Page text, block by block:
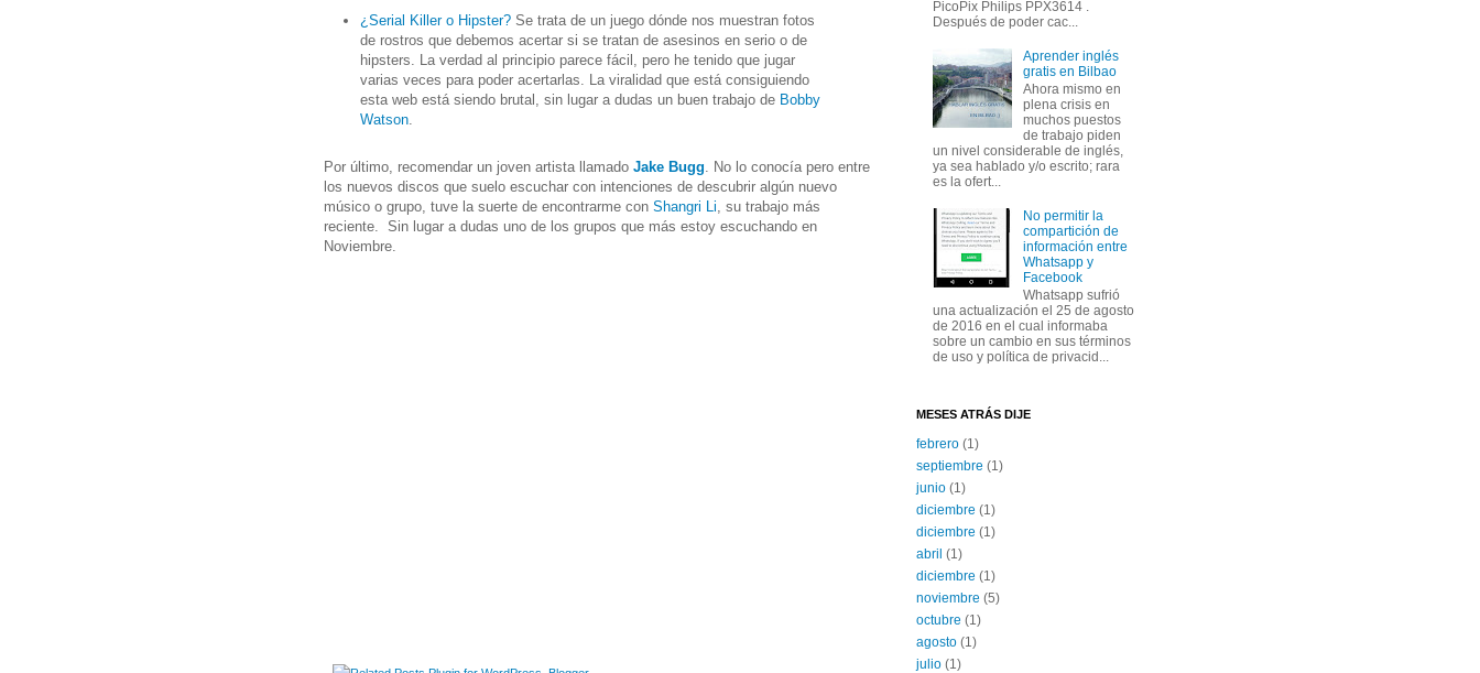
¿Serial Killer o Hipster? Se trata de un juego dónde nos muestran fotos
de rostros que debemos acertar si se tratan de asesinos en serio o de
hipsters. La verdad al principio parece fácil, pero he tenido que jugar
varias veces para poder acertarlas. La viralidad que está consiguiendo
esta web está siendo brutal, sin lugar a dudas un buen trabajo de Bobby
Watson.
Por último, recomendar un joven artista llamado Jake Bugg. No lo conocía pero entre
los nuevos discos que suelo escuchar con intenciones de descubrir algún nuevo
músico o grupo, tuve la suerte de encontrarme con Shangri Li, su trabajo más
reciente. Sin lugar a dudas uno de los grupos que más estoy escuchando en
Noviembre.
PicoPix Philips PPX3614 .
Después de poder cac...
Aprender inglés
gratis en Bilbao
Ahora mismo en
plena crisis en
muchos puestos
de trabajo piden
un nivel considerable de inglés,
ya sea hablado y/o escrito; rara
es la ofert...
No permitir la
compartición de
información entre
Whatsapp y
Facebook
Whatsapp sufrió
una actualización el 25 de agosto
de 2016 en el cual informaba
sobre un cambio en sus términos
de uso y política de privacid...
MESES ATRÁS DIJE
febrero (1)
septiembre (1)
junio (1)
diciembre (1)
diciembre (1)
abril (1)
diciembre (1)
noviembre (5)
octubre (1)
agosto (1)
julio (1)